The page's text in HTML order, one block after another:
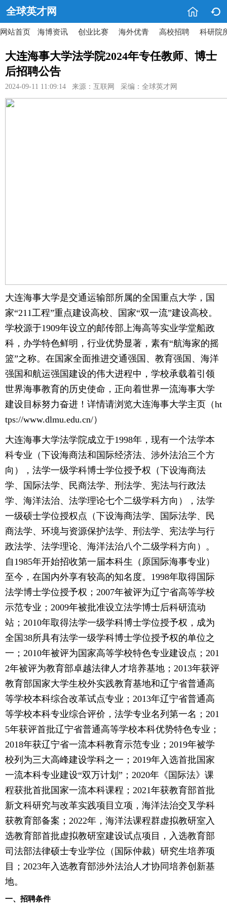
全球英才网  
网站首页 海博资讯 创业比赛 海外优青 高校招聘 科研院
大连海事大学法学院2024年专任教师、博士
后招聘公告
2024-09-11 11:09:14 来源：互联网 采编：全球英才网
大连海事大学是交通运输部所属的全国重点大学，国
家“211工程”重点建设高校、国家“双一流”建设高校。
学校源于1909年设立的邮传部上海高等实业学堂船政
科，办学特色鲜明，行业优势显著，素有“航海家的摇
篮”之称。在国家全面推进交通强国、教育强国、海洋
强国和航运强国建设的伟大进程中，学校承载着引领
世界海事教育的历史使命，正向着世界一流海事大学
建设目标努力奋进！详情请浏览大连海事大学主页（ht
tps://www.dlmu.edu.cn/）
大连海事大学法学院成立于1998年，现有一个法学本
科专业（下设海商法和国际经济法、涉外法治三个方
向），法学一级学科博士学位授予权（下设海商法
学、国际法学、民商法学、刑法学、宪法与行政法
学、海洋法治、法学理论七个二级学科方向），法学
一级硕士学位授权点（下设海商法学、国际法学、民
商法学、环境与资源保护法学、刑法学、宪法学与行
政法学、法学理论、海洋法治八个二级学科方向）。
自1985年开始招收第一届本科生（原国际海事专业）
至今，在国内外享有较高的知名度。1998年取得国际
法学博士学位授予权；2007年被评为辽宁省高等学校
示范专业；2009年被批准设立法学博士后科研流动
站；2010年取得法学一级学科博士学位授予权，成为
全国38所具有法学一级学科博士学位授予权的单位之
一；2010年被评为国家高等学校特色专业建设点；201
2年被评为教育部卓越法律人才培养基地；2013年获评
教育部国家大学生校外实践教育基地和辽宁省普通高
等学校本科综合改革试点专业；2013年辽宁省普通高
等学校本科专业综合评价，法学专业名列第一名；201
5年获评首批辽宁省普通高等学校本科优势特色专业；
2018年获辽宁省一流本科教育示范专业；2019年被学
校列为三大高峰建设学科之一；2019年入选首批国家
一流本科专业建设“双万计划”；2020年《国际法》课
程获批首批国家一流本科课程；2021年获教育部首批
新文科研究与改革实践项目立项，海洋法治交叉学科
获教育部备案；2022年，海洋法课程群虚拟教研室入
选教育部首批虚拟教研室建设试点项目，入选教育部
司法部法律硕士专业学位（国际仲裁）研究生培养项
目；2023年入选教育部涉外法治人才协同培养创新基
地。
一、招聘条件